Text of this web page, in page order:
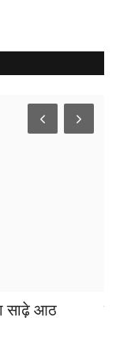
साढ़े आठ